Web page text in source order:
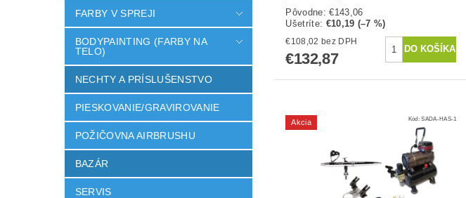
FARBY V SPREJI
BODYPAINTING (FARBY NA
TELO)
NECHTY A PRÍSLUŠENSTVO
PIESKOVANIE/GRAVIROVANIE
POŽIČOVNA AIRBRUSHU
BAZÁR
SERVIS
Pôvodne:€143,06
Ušetríte: €10,19 (–7 %)
€108,02 bez DPH
€132,87
Akcia Kód:SADA-HAS-1